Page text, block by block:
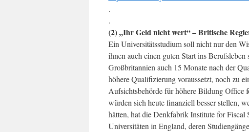
.
.
(2) „Ihr Geld nicht wert“ – Britische
Ein Universitätsstudium soll nicht nur den
ihnen auch einen guten Start ins
Großbritannien auch 15 Monate nach der
höhere Qualifizierung voraussetzt, noch zu
Aufsichtsbehörde für höhere Bildung Office
würden sich heute finanziell besser stellen,
hätten, hat die Denkfabrik Institute for Fiscal
Universitäten in England, deren